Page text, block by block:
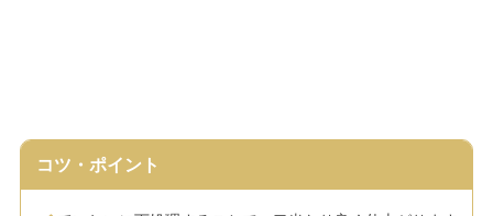
コツ・ポイント